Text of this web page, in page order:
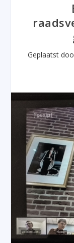
Geplaatst